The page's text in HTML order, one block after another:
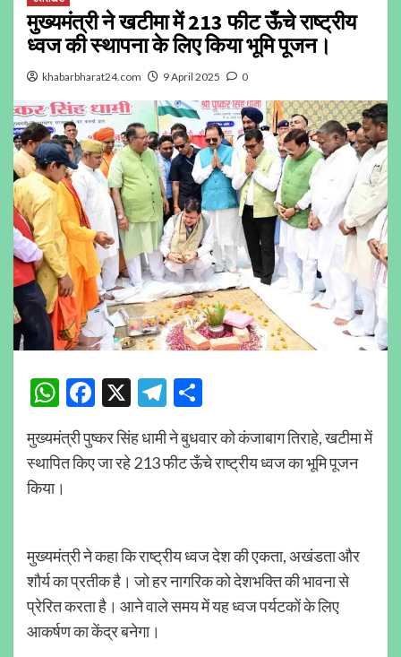
मुख्यमंत्री ने खटीमा में 213 फीट ऊँचे राष्ट्रीय
ध्वज की स्थापना के लिए किया भूमि पूजन।
khabarbharat24.com 9 April 2025 0
WhatsApp
Facebook
X Telegram
मुख्यमंत्री पुष्कर सिंह धामी ने बुधवार को कंजाबाग तिराहे, खटीमा में
स्थापित किए जा रहे 213 फीट ऊँचे राष्ट्रीय ध्वज का भूमि पूजन
किया।
मुख्यमंत्री ने कहा कि राष्ट्रीय ध्वज देश की एकता, अखंडता और
शौर्य का प्रतीक है। जो हर नागरिक को देशभक्ति की भावना से
प्रेरित करता है। आने वाले समय में यह ध्वज पर्यटकों के लिए
आकर्षण का केंद्र बनेगा।